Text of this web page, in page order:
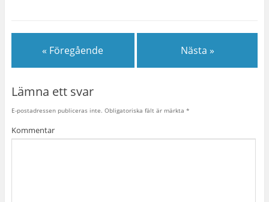
« Föregående Nästa »
Lämna ett svar
E-postadressen publiceras inte. Obligatoriska fält är märkta *
Kommentar